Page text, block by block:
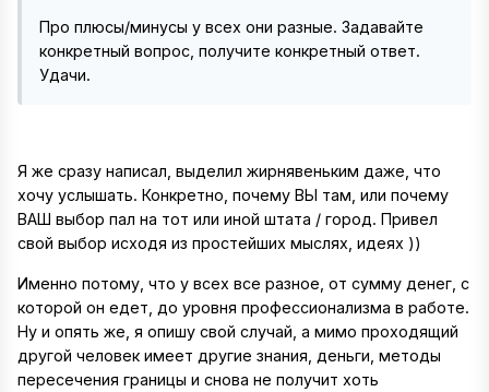
Про плюсы/минусы у всех они разные. Задавайте
конкретный вопрос, получите конкретный ответ.
Удачи.
Я же сразу написал, выделил жирнявеньким даже, что
хочу услышать. Конкретно, почему ВЫ там, или почему
ВАШ выбор пал на тот или иной штата / город. Привел
свой выбор исходя из простейших мыслях, идеях ))
Именно потому, что у всех все разное, от сумму денег, с
которой он едет, до уровня профессионализма в работе.
Ну и опять же, я опишу свой случай, а мимо проходящий
другой человек имеет другие знания, деньги, методы
пересечения границы и снова не получит хоть